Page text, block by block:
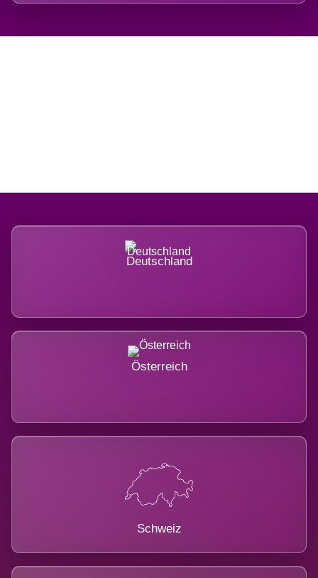
Deutschland
Österreich
Schweiz